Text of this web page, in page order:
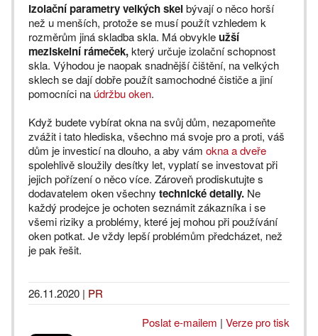
Izolační parametry velkých skelbývají o něco horší
než u menších, protože se musí použít vzhledem k
rozměrům jiná skladba skla. Má obvykleužší
meziskelní rámeček,který určuje izolační schopnost
skla. Výhodou je naopak snadnější čištění, na velkých
sklech se dají dobře použít samochodné čističe a jiní
pomocníci na údržbu oken.
Když budete vybírat okna na svůj dům, nezapomeňte
zvážit i tato hlediska, všechno má svoje pro a proti, váš
dům je investicí na dlouho, a aby vám okna a dveře
spolehlivě sloužily desítky let, vyplatí se investovat při
jejich pořízení o něco více. Zároveň prodiskutujte s
dodavatelem oken všechny technické detaily. Ne
každý prodejce je ochoten seznámit zákazníka i se
všemi riziky a problémy, které jej mohou při používání
oken potkat. Je vždy lepší problémům předcházet, než
je pak řešit.
26.11.2020 | PR
Poslat e-mailem | Verze pro tisk